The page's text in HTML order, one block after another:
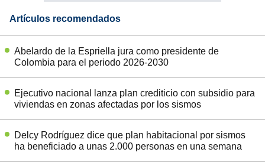
Artículos recomendados
Abelardo de la Espriella jura como presidente de
Colombia para el periodo 2026-2030
Ejecutivo nacional lanza plan crediticio con subsidio para
viviendas en zonas afectadas por los sismos
Delcy Rodríguez dice que plan habitacional por sismos
ha beneficiado a unas 2.000 personas en una semana